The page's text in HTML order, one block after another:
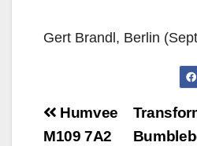
Gert Brandl, Berlin
Humvee
M109 7A2